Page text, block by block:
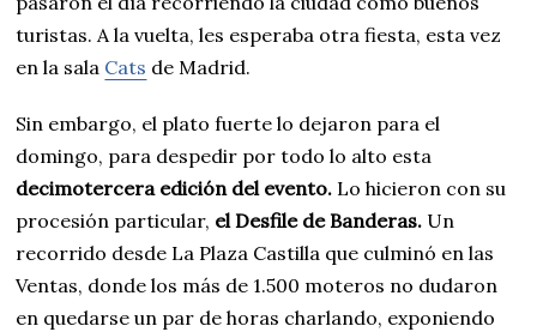
turistas. A la vuelta, les esperaba otra fiesta, esta vez
en la sala Cats de Madrid.
Sin embargo, el plato fuerte lo dejaron para el
domingo, para despedir por todo lo alto esta
decimotercera edición del evento. Lo hicieron con su
procesión particular, el Desfile de Banderas. Un
recorrido desde La Plaza Castilla que culminó en las
Ventas, donde los más de 1.500 moteros no dudaron
en quedarse un par de horas charlando, exponiendo